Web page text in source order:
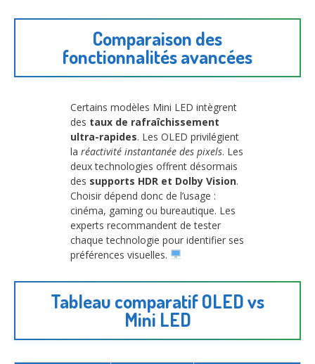
Comparaison des
fonctionnalités avancées
Certains modèles Mini LED intègrent
des taux de rafraîchissement
ultra-rapides. Les OLED privilégient
la réactivité instantanée des pixels. Les
deux technologies offrent désormais
des supports HDR et Dolby Vision.
Choisir dépend donc de l’usage :
cinéma, gaming ou bureautique. Les
experts recommandent de tester
chaque technologie pour identifier ses
préférences visuelles.
Tableau comparatif OLED vs
Mini LED